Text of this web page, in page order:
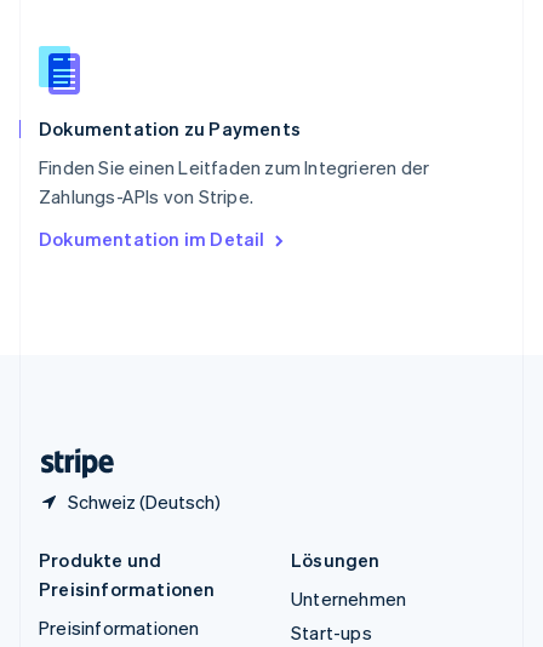
Dokumentation zu Payments
Finden Sie einen Leitfaden zum Integrieren der
Zahlungs-APIs von Stripe.
Dokumentation im Detail
Schweiz (Deutsch)
English
Spanien
Thailand
Tschechische Republik
English
English
Produkte und
Preisinformationen
Preisinformationen
Lösungen
Unternehmen
Start-ups